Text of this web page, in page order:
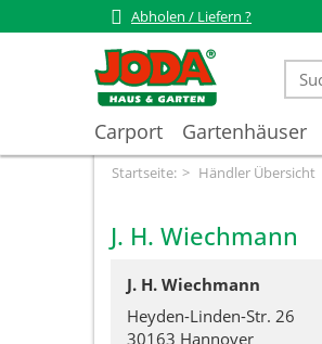
Abholen / Liefern ?
Carport Gartenhäuser
Startseite: Händler Übersicht
J. H. Wiechmann
J. H. Wiechmann
Heyden-Linden-Str. 26
30163 Hannover